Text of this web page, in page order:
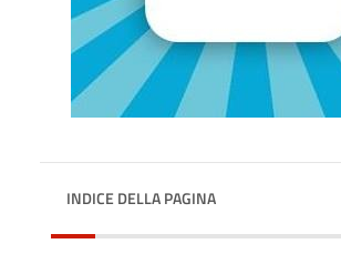
INDICE DELLA PAGINA